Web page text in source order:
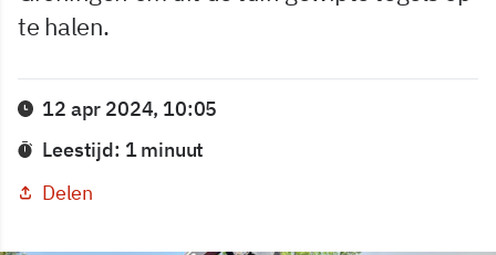
te halen.
12 apr 2024, 10:05
Leestijd: 1 minuut
Delen